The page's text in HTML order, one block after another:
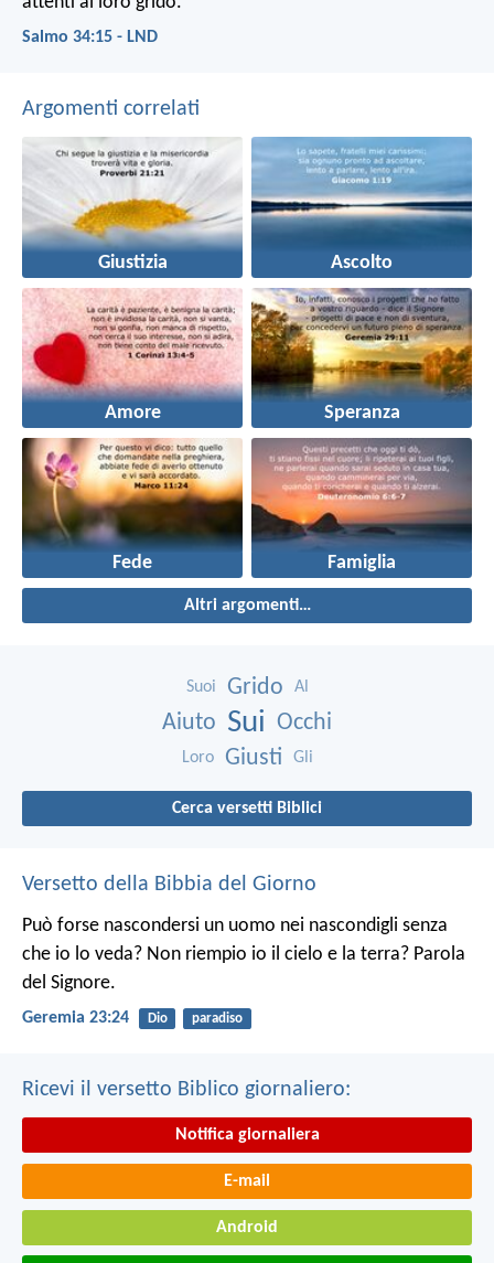
Salmo 34:15 - LND
Argomenti correlati
Giustizia Ascolto
Amore Speranza
Fede Famiglia
Altri argomenti…
Suoi Grido Al
Aiuto Sui Occhi
Loro Giusti Gli
Cerca versetti Biblici
Versetto della Bibbia del Giorno
Può forse nascondersi un uomo nei nascondigli senza
che io lo veda? Non riempio io il cielo e la terra? Parola
del Signore.
Geremia 23:24 Dio paradiso
Ricevi il versetto Biblico giornaliero:
Notifica giornaliera
E-mail
Android